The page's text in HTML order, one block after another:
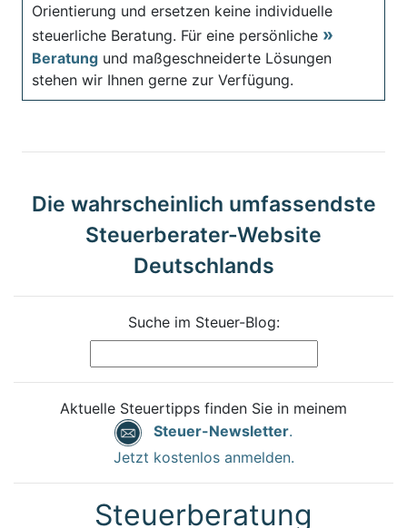
Orientierung und ersetzen keine individuelle
steuerliche Beratung. Für eine persönliche
Beratung und maßgeschneiderte Lösungen
stehen wir Ihnen gerne zur Verfügung.
Die wahrscheinlich umfassendste
Steuerberater-Website
Deutschlands
Suche im Steuer-Blog:
Aktuelle Steuertipps finden Sie in meinem
Steuer-Newsletter.
Jetzt kostenlos anmelden.
Steuerberatung